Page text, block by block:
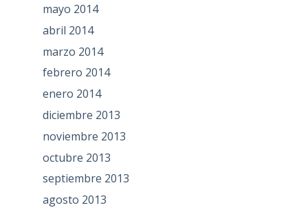
mayo 2014
abril 2014
marzo 2014
febrero 2014
enero 2014
diciembre 2013
noviembre 2013
octubre 2013
septiembre 2013
agosto 2013